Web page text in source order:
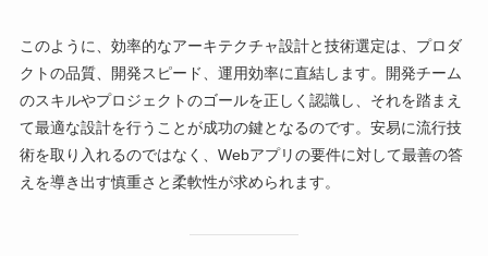
このように、効率的なアーキテクチャ設計と技術選定は、プロダ
クトの品質、開発スピード、運用効率に直結します。開発チーム
のスキルやプロジェクトのゴールを正しく認識し、それを踏まえ
て最適な設計を行うことが成功の鍵となるのです。安易に流行技
術を取り入れるのではなく、Webアプリの要件に対して最善の答
えを導き出す慎重さと柔軟性が求められます。